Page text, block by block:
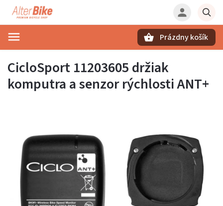
Prázdny košík
CicloSport 11203605 držiak
komputra a senzor rýchlosti ANT+